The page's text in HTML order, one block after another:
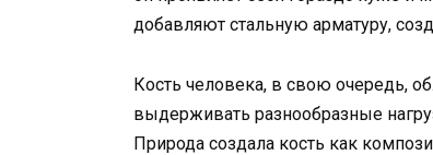
добавляют стальную арматуру,
Кость человека, в свою очередь,
выдерживать разнообразные
Природа создала кость как